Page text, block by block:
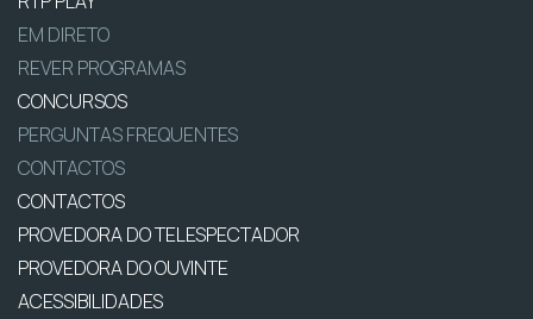
EM DIRETO
REVER PROGRAMAS
CONCURSOS
PERGUNTAS FREQUENTES
CONTACTOS
CONTACTOS
PROVEDORA DO TELESPECTADOR
PROVEDORA DO OUVINTE
ACESSIBILIDADES